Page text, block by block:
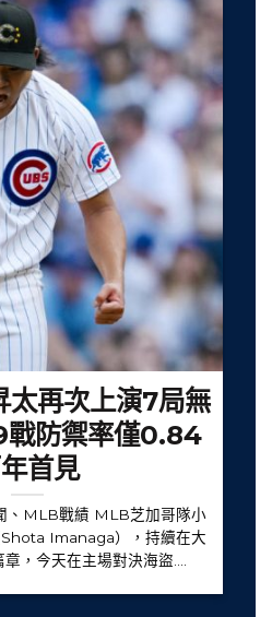
再次上演7局無
戰防禦率僅0.84
首見
、MLB戰績 MLB芝加哥隊小
Imanaga），持續在大
，今天在主場對決海盜....